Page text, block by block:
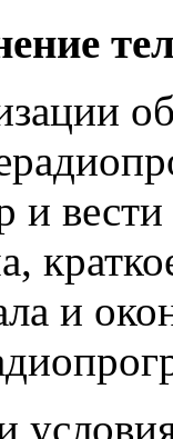
и
и